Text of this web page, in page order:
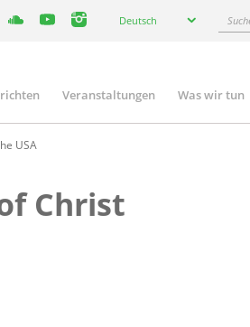
Deutsch Suche
Veranstaltungen Was wir tun
USA
Christ